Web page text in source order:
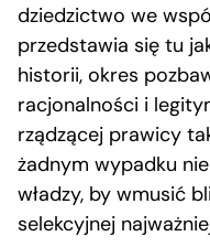
dziedzictwo we
przedstawia się tu
historii, okres
racjonalności i
rządzącej prawicy
żadnym wypadku
władzy, by wmusić
selekcyjnej